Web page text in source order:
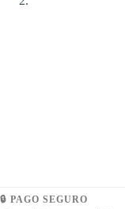
🔒 PAGO SEGURO